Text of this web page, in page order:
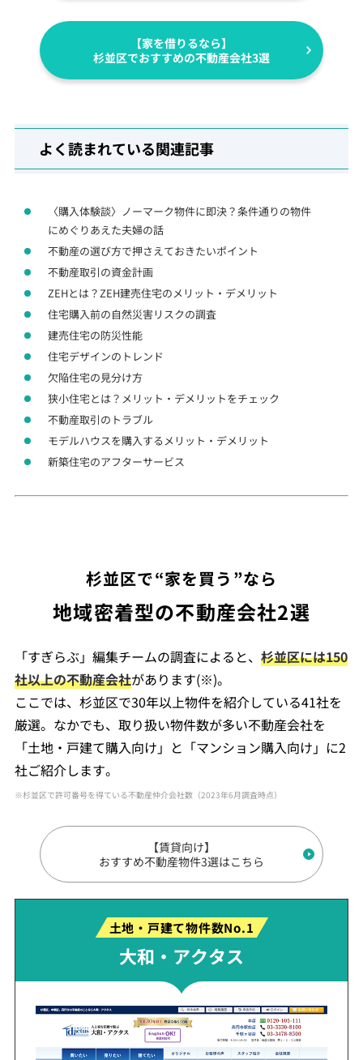
【家を借りるなら】
杉並区でおすすめの不動産会社3選
よく読まれている関連記事
〈購入体験談〉ノーマーク物件に即決？条件通りの物件
にめぐりあえた夫婦の話
不動産の選び方で押さえておきたいポイント
不動産取引の資金計画
ZEHとは？ZEH建売住宅のメリット・デメリット
住宅購入前の自然災害リスクの調査
建売住宅の防災性能
住宅デザインのトレンド
欠陥住宅の見分け方
狭小住宅とは？メリット・デメリットをチェック
不動産取引のトラブル
モデルハウスを購入するメリット・デメリット
新築住宅のアフターサービス
杉並区で“家を買う”なら
地域密着型の不動産会社2選
「すぎらぶ」編集チームの調査によると、 杉並区には150
社以上の不動産会社があります(※)。
ここでは、杉並区で30年以上物件を紹介している41社を
厳選。なかでも、取り扱い物件数が多い不動産会社を
「土地・戸建て購入向け」と「マンション購入向け」に2
社ご紹介します。
※杉並区で許可番号を得ている不動産仲介会社数（2023年6月調査時点）
【賃貸向け】
おすすめ不動産物件3選はこちら
土地・戸建て物件数No.1
大和・アクタス